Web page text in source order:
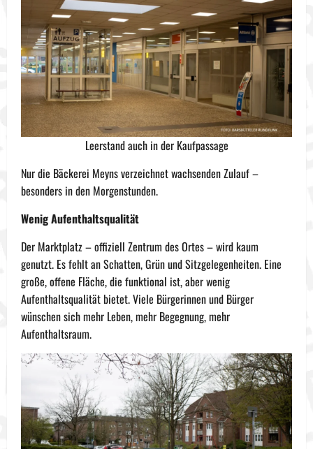
Leerstand auch in der Kaufpassage
Nur die Bäckerei Meyns verzeichnet wachsenden Zulauf –
besonders in den Morgenstunden.
Wenig Aufenthaltsqualität
Der Marktplatz – offiziell Zentrum des Ortes – wird kaum
genutzt. Es fehlt an Schatten, Grün und Sitzgelegenheiten. Eine
große, offene Fläche, die funktional ist, aber wenig
Aufenthaltsqualität bietet. Viele Bürgerinnen und Bürger
wünschen sich mehr Leben, mehr Begegnung, mehr
Aufenthaltsraum.